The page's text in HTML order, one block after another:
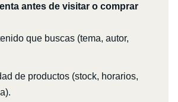
antes de visitar o comprar
que buscas (tema, autor,
de productos (stock, horarios,